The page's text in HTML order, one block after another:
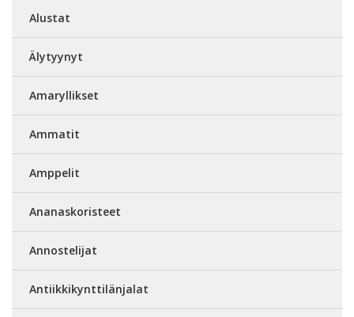
Alustat
Älytyynyt
Amaryllikset
Ammatit
Amppelit
Ananaskoristeet
Annostelijat
Antiikkikynttilänjalat